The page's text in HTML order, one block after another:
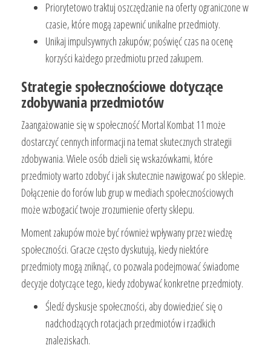
Priorytetowo traktuj oszczędzanie na oferty ograniczone w
czasie, które mogą zapewnić unikalne przedmioty.
Unikaj impulsywnych zakupów; poświęć czas na ocenę
korzyści każdego przedmiotu przed zakupem.
Strategie społecznościowe dotyczące
zdobywania przedmiotów
Zaangażowanie się w społeczność Mortal Kombat 11 może
dostarczyć cennych informacji na temat skutecznych strategii
zdobywania. Wiele osób dzieli się wskazówkami, które
przedmioty warto zdobyć i jak skutecznie nawigować po sklepie.
Dołączenie do forów lub grup w mediach społecznościowych
może wzbogacić twoje zrozumienie oferty sklepu.
Moment zakupów może być również wpływany przez wiedzę
społeczności. Gracze często dyskutują, kiedy niektóre
przedmioty mogą zniknąć, co pozwala podejmować świadome
decyzje dotyczące tego, kiedy zdobywać konkretne przedmioty.
Śledź dyskusje społeczności, aby dowiedzieć się o
nadchodzących rotacjach przedmiotów i rzadkich
znaleziskach.